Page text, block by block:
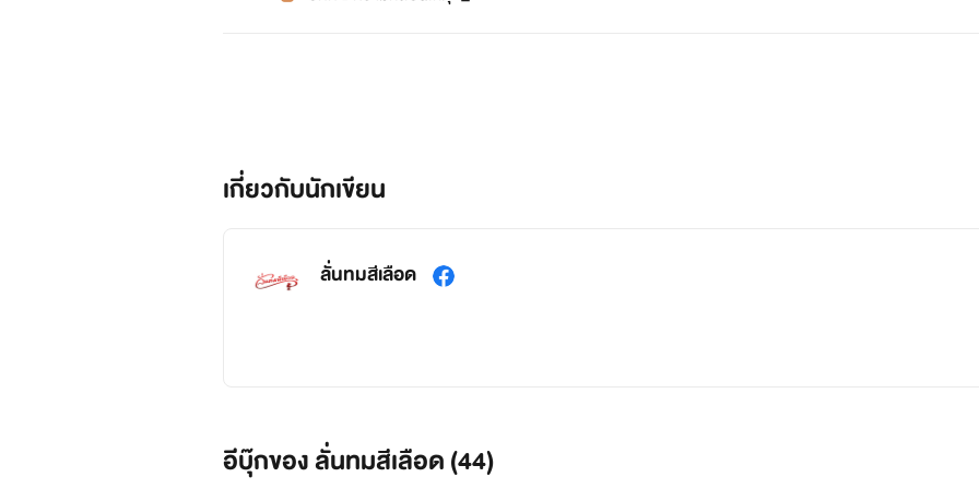
เกี่ยวกับนักเขียน
ลั่นทมสีเลือด
อีบุ๊กของ ลั่นทมสีเลือด (44)